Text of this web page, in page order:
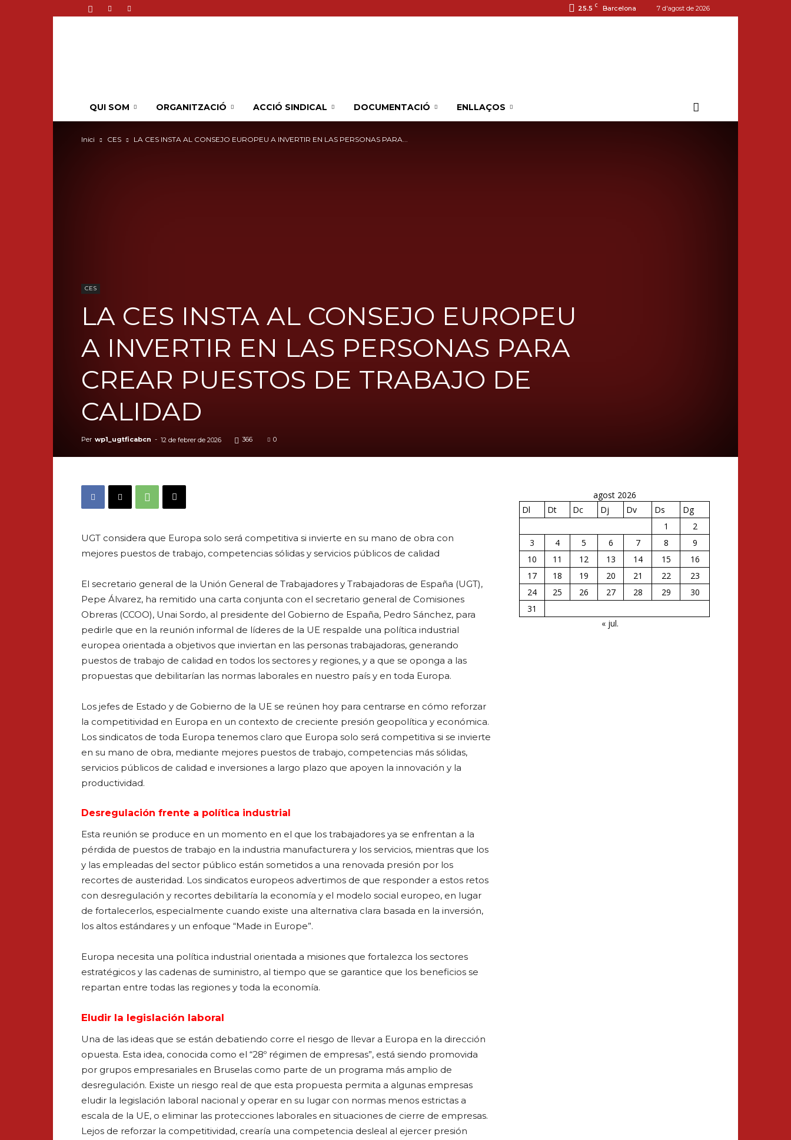
25.5 C Barcelona 7 d'agost de 2026
FICA
QUI SOM ORGANITZACIÓ ACCIÓ SINDICAL DOCUMENTACIÓ ENLLAÇOS
Inici CES LA CES INSTA AL CONSEJO EUROPEU A INVERTIR EN LAS PERSONAS PARA...
CES
LA CES INSTA AL CONSEJO EUROPEU
A INVERTIR EN LAS PERSONAS PARA
CREAR PUESTOS DE TRABAJO DE
CALIDAD
Per wp1_ugtficabcn - 12 de febrer de 2026 366 0
UGT considera que Europa solo será competitiva si invierte en su mano de obra con
mejores puestos de trabajo, competencias sólidas y servicios públicos de calidad
El secretario general de la Unión General de Trabajadores y Trabajadoras de España (UGT),
Pepe Álvarez, ha remitido una carta conjunta con el secretario general de Comisiones
Obreras (CCOO), Unai Sordo, al presidente del Gobierno de España, Pedro Sánchez, para
pedirle que en la reunión informal de líderes de la UE respalde una política industrial
europea orientada a objetivos que inviertan en las personas trabajadoras, generando
puestos de trabajo de calidad en todos los sectores y regiones, y a que se oponga a las
propuestas que debilitarían las normas laborales en nuestro país y en toda Europa.
Los jefes de Estado y de Gobierno de la UE se reúnen hoy para centrarse en cómo reforzar
la competitividad en Europa en un contexto de creciente presión geopolítica y económica.
Los sindicatos de toda Europa tenemos claro que Europa solo será competitiva si se invierte
en su mano de obra, mediante mejores puestos de trabajo, competencias más sólidas,
servicios públicos de calidad e inversiones a largo plazo que apoyen la innovación y la
productividad.
Desregulación frente a política industrial
Esta reunión se produce en un momento en el que los trabajadores ya se enfrentan a la
pérdida de puestos de trabajo en la industria manufacturera y los servicios, mientras que los
y las empleadas del sector público están sometidos a una renovada presión por los
recortes de austeridad. Los sindicatos europeos advertimos de que responder a estos retos
con desregulación y recortes debilitaría la economía y el modelo social europeo, en lugar
de fortalecerlos, especialmente cuando existe una alternativa clara basada en la inversión,
los altos estándares y un enfoque “Made in Europe”.
Europa necesita una política industrial orientada a misiones que fortalezca los sectores
estratégicos y las cadenas de suministro, al tiempo que se garantice que los beneficios se
repartan entre todas las regiones y toda la economía.
Eludir la legislación laboral
Una de las ideas que se están debatiendo corre el riesgo de llevar a Europa en la dirección
opuesta. Esta idea, conocida como el “28º régimen de empresas”, está siendo promovida
por grupos empresariales en Bruselas como parte de un programa más amplio de
desregulación. Existe un riesgo real de que esta propuesta permita a algunas empresas
eludir la legislación laboral nacional y operar en su lugar con normas menos estrictas a
escala de la UE, o eliminar las protecciones laborales en situaciones de cierre de empresas.
Lejos de reforzar la competitividad, crearía una competencia desleal al ejercer presión
agost 2026
Dl
Dt Dc Dj Dv Ds
Dg
1
2
3
4 5 6 7 8
9
10
11 12 13 14 15
16
17
18 19 20 21 22
23
24
25 26 27 28 29
30
31
« jul.